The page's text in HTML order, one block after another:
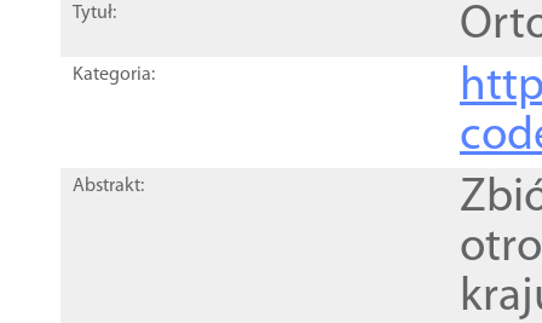
Tytuł:
Kategoria:
Abstrakt: